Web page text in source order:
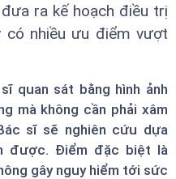
ra kế hoạch điều trị
có nhiều ưu điểm vượt
quan sát bằng hình ảnh
mà không cần phải xâm
sĩ sẽ nghiên cứu dựa
được. Điểm đặc biệt là
gây nguy hiểm tới sức